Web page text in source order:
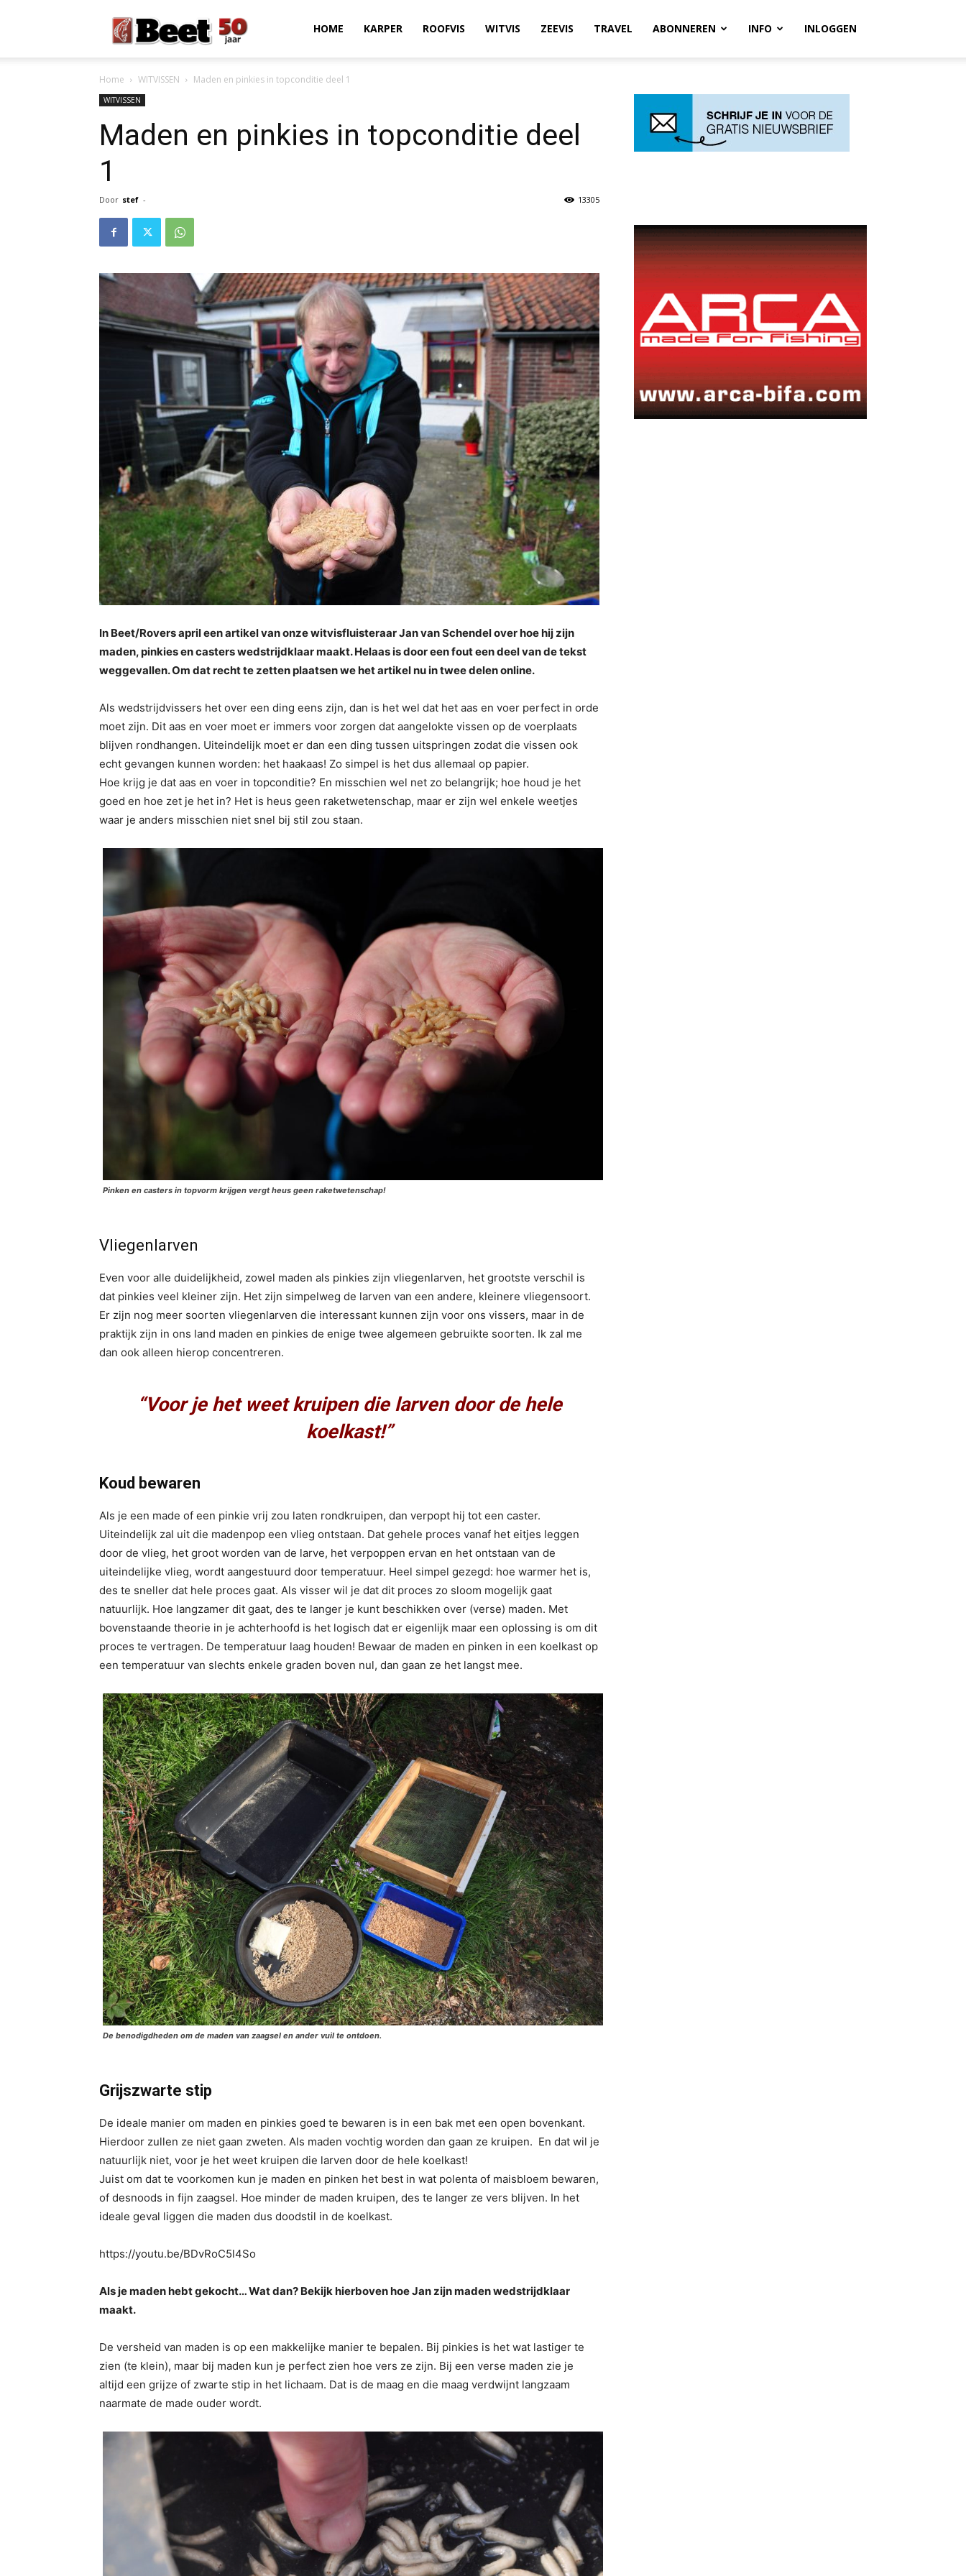
Magazine
HOME KARPER ROOFVIS WITVIS ZEEVIS TRAVEL ABONNEREN INFO INLOGGEN
Home WITVISSEN Maden en pinkies in topconditie deel 1
WITVISSEN
Maden en pinkies in topconditie deel
1
Door stef - 13305
In Beet/Rovers april een artikel van onze witvisfluisteraar Jan van Schendel over hoe hij zijn
maden, pinkies en casters wedstrijdklaar maakt. Helaas is door een fout een deel van de tekst
weggevallen. Om dat recht te zetten plaatsen we het artikel nu in twee delen online.
Als wedstrijdvissers het over een ding eens zijn, dan is het wel dat het aas en voer perfect in orde
moet zijn. Dit aas en voer moet er immers voor zorgen dat aangelokte vissen op de voerplaats
blijven rondhangen. Uiteindelijk moet er dan een ding tussen uitspringen zodat die vissen ook
echt gevangen kunnen worden: het haakaas! Zo simpel is het dus allemaal op papier.
Hoe krijg je dat aas en voer in topconditie? En misschien wel net zo belangrijk; hoe houd je het
goed en hoe zet je het in? Het is heus geen raketwetenschap, maar er zijn wel enkele weetjes
waar je anders misschien niet snel bij stil zou staan.
Pinken en casters in topvorm krijgen vergt heus geen raketwetenschap!
Vliegenlarven
Even voor alle duidelijkheid, zowel maden als pinkies zijn vliegenlarven, het grootste verschil is
dat pinkies veel kleiner zijn. Het zijn simpelweg de larven van een andere, kleinere vliegensoort.
Er zijn nog meer soorten vliegenlarven die interessant kunnen zijn voor ons vissers, maar in de
praktijk zijn in ons land maden en pinkies de enige twee algemeen gebruikte soorten. Ik zal me
dan ook alleen hierop concentreren.
“Voor je het weet kruipen die larven door de hele
koelkast!”
Koud bewaren
Als je een made of een pinkie vrij zou laten rondkruipen, dan verpopt hij tot een caster.
Uiteindelijk zal uit die madenpop een vlieg ontstaan. Dat gehele proces vanaf het eitjes leggen
door de vlieg, het groot worden van de larve, het verpoppen ervan en het ontstaan van de
uiteindelijke vlieg, wordt aangestuurd door temperatuur. Heel simpel gezegd: hoe warmer het is,
des te sneller dat hele proces gaat. Als visser wil je dat dit proces zo sloom mogelijk gaat
natuurlijk. Hoe langzamer dit gaat, des te langer je kunt beschikken over (verse) maden. Met
bovenstaande theorie in je achterhoofd is het logisch dat er eigenlijk maar een oplossing is om dit
proces te vertragen. De temperatuur laag houden! Bewaar de maden en pinken in een koelkast op
een temperatuur van slechts enkele graden boven nul, dan gaan ze het langst mee.
De benodigdheden om de maden van zaagsel en ander vuil te ontdoen.
Grijszwarte stip
De ideale manier om maden en pinkies goed te bewaren is in een bak met een open bovenkant.
Hierdoor zullen ze niet gaan zweten. Als maden vochtig worden dan gaan ze kruipen. En dat wil je
natuurlijk niet, voor je het weet kruipen die larven door de hele koelkast!
Juist om dat te voorkomen kun je maden en pinken het best in wat polenta of maisbloem bewaren,
of desnoods in fijn zaagsel. Hoe minder de maden kruipen, des te langer ze vers blijven. In het
ideale geval liggen die maden dus doodstil in de koelkast.
https://youtu.be/BDvRoC5l4So
Als je maden hebt gekocht… Wat dan? Bekijk hierboven hoe Jan zijn maden wedstrijdklaar
maakt.
De versheid van maden is op een makkelijke manier te bepalen. Bij pinkies is het wat lastiger te
zien (te klein), maar bij maden kun je perfect zien hoe vers ze zijn. Bij een verse maden zie je
altijd een grijze of zwarte stip in het lichaam. Dat is de maag en die maag verdwijnt langzaam
naarmate de made ouder wordt.